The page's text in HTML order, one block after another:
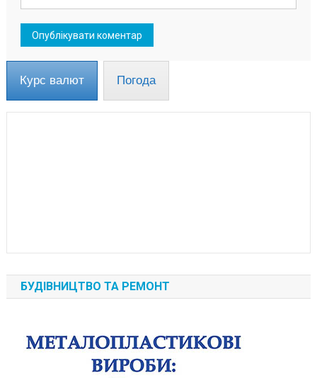
Курс валют Погода
БУДІВНИЦТВО ТА РЕМОНТ